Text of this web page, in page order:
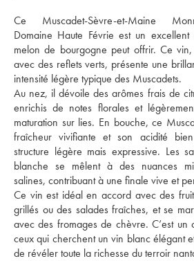
Ce Muscadet-Sèvre-et-Maine
Domaine Haute Févrie est un
melon de bourgogne peut offrir. Ce
avec des reflets verts, présente une
intensité légère typique des Muscadets.
Au nez, il dévoile des arômes frais de
enrichis de notes florales et
maturation sur lies. En bouche, ce
fraîcheur vivifiante et son acidité
structure légère mais expressive. Les
blanche se mêlent à des nuances
salines, contribuant à une finale vive et
Ce vin est idéal en accord avec des
grillés ou des salades fraîches, et se
avec des fromages de chèvre. C’est un
ceux qui cherchent un vin blanc élégant
de révéler toute la richesse du terroir